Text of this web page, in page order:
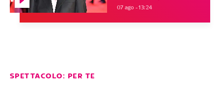
07 ago - 13:24
SPETTACOLO: PER TE